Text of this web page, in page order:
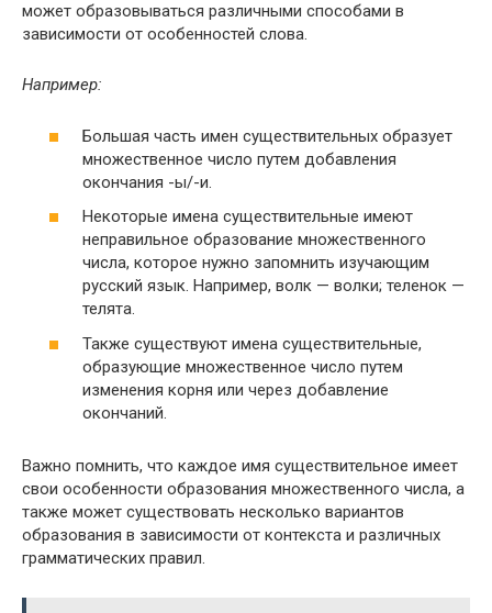
может образовываться различными способами в
зависимости от особенностей слова.
Например:
Большая часть имен существительных образует
множественное число путем добавления
окончания -ы/-и.
Некоторые имена существительные имеют
неправильное образование множественного
числа, которое нужно запомнить изучающим
русский язык. Например, волк — волки; теленок —
телята.
Также существуют имена существительные,
образующие множественное число путем
изменения корня или через добавление
окончаний.
Важно помнить, что каждое имя существительное имеет
свои особенности образования множественного числа, а
также может существовать несколько вариантов
образования в зависимости от контекста и различных
грамматических правил.